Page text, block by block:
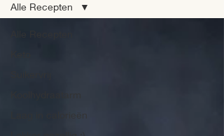
Laag in calorieën
Alle Recepten